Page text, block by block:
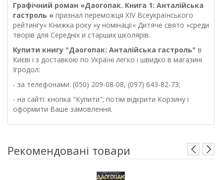
Графічний роман «Даогопак. Книга 1: Анталійська
гастроль » признал переможця XIV Всеукраїнського
рейтингу« Книжка року »у номінації« Дитяче свято »среди
творів для Середніх и старших школярів.
Купити книгу "Даогопак: Анталійська гастроль" в
Києві і з доставкою по Україні легко і швидко в магазині
Ігродол:
- за телефонами: (050) 209-08-08, (097) 643-82-73;
- на сайті: кнопка "Купити"; потім відкрити Корзину і
оформити Ваше замовлення.
Рекомендовані товари